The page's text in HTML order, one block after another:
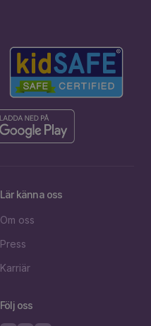
Lär känna oss
Om oss
Press
Karriär
Följ oss